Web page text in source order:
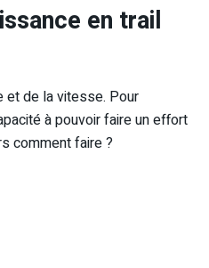
en trail
et de la vitesse. Pour
à pouvoir faire un effort
comment faire ?